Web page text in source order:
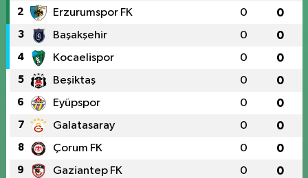
2 Erzurumspor FK 0 0
3 Başakşehir 0 0
4 Kocaelispor 0 0
5 Beşiktaş 0 0
6 Eyüpspor 0 0
7 Galatasaray 0 0
8 Çorum FK 0 0
9 Gaziantep FK 0 0